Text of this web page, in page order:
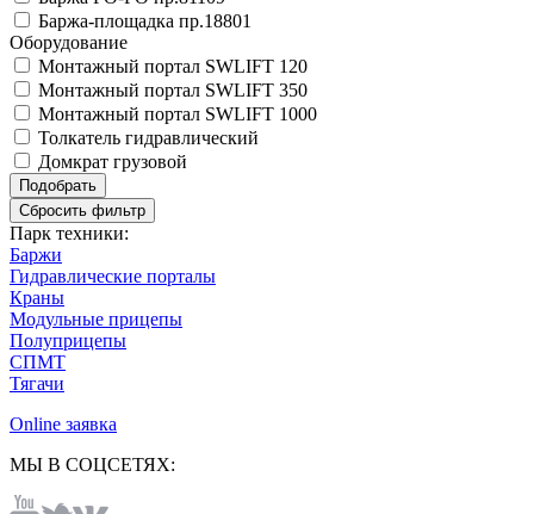
Баржа-площадка пр.18801
Оборудование
Монтажный портал SWLIFT 120
Монтажный портал SWLIFT 350
Монтажный портал SWLIFT 1000
Толкатель гидравлический
Домкрат грузовой
Парк техники:
Баржи
Гидравлические порталы
Краны
Модульные прицепы
Полуприцепы
СПМТ
Тягачи
Online заявка
МЫ В СОЦСЕТЯХ: